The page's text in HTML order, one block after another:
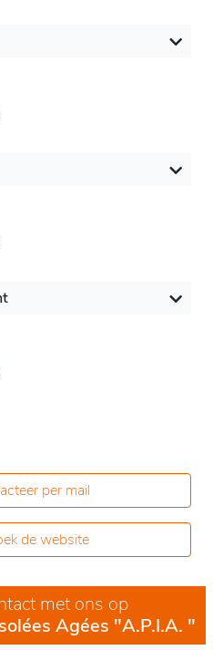
per mail
de website
met ons op
Agées "A.P.I.A. "